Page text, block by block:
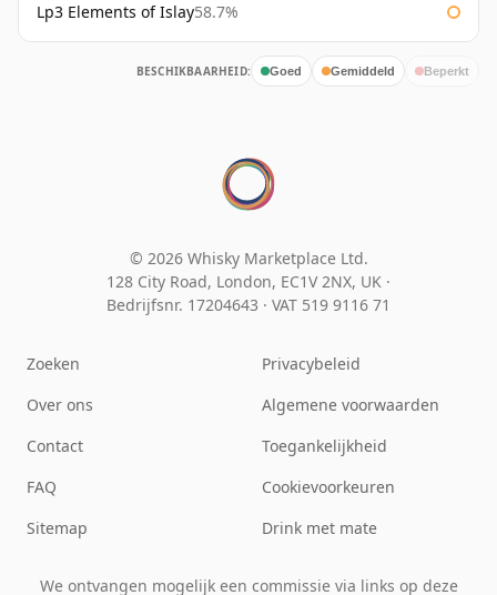
Lp3 Elements of Islay58.7%
BESCHIKBAARHEID: Goed Gemiddeld Beperkt
© 2026 Whisky Marketplace Ltd.
128 City Road, London, EC1V 2NX, UK ·
Bedrijfsnr. 17204643 · VAT 519 9116 71
Zoeken
Over ons
Contact
FAQ
Sitemap
Privacybeleid
Algemene voorwaarden
Toegankelijkheid
Cookievoorkeuren
Drink met mate
We ontvangen mogelijk een commissie via links op deze